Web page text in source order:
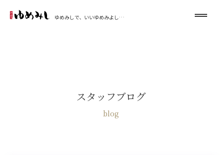
ゆめみしで、いいゆめみよし…
スタッフブログ
blog